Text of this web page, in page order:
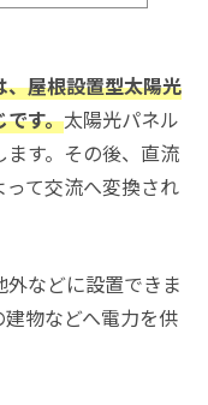
屋根設置型太陽光
です。太陽光パネル
す。その後、直流
て交流へ変換され
などに設置できま
物などへ電力を供